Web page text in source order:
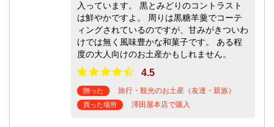
入っています。 黒とみどりのコントラスト
は鮮やかですよ。 周りは黒糖羊羹でコーテ
ィングされているのですが、甘みがきついわ
けでは無く風味豊かな和菓子です。 ある程
度の大人向けのお土産かもしれません。
4.5
贈った 旅行・観光のお土産（友達・親族）
買った場所 澤田屋本店で購入